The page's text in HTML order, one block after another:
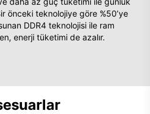
önceki teknolojiye göre %50’ye
DDR4 teknolojisi ile ram
enerji tüketimi de azalır.